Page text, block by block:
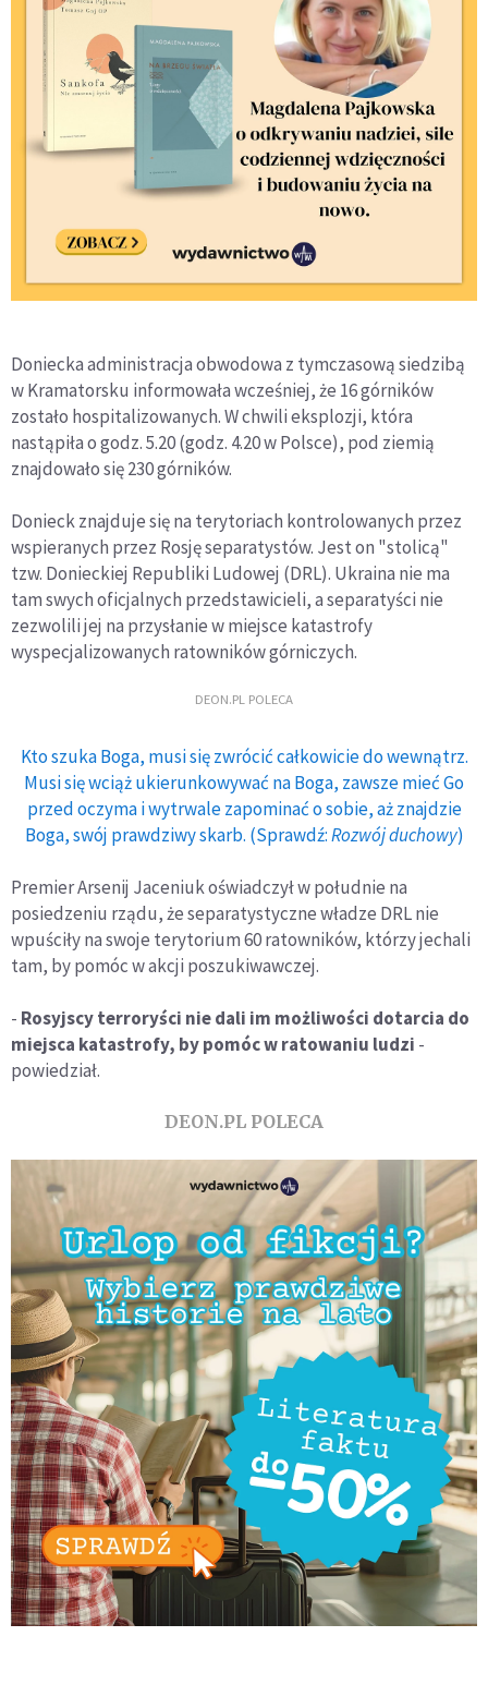
Doniecka administracja obwodowa z tymczasową siedzibą
w Kramatorsku informowała wcześniej, że 16 górników
zostało hospitalizowanych. W chwili eksplozji, która
nastąpiła o godz. 5.20 (godz. 4.20 w Polsce), pod ziemią
znajdowało się 230 górników.
Donieck znajduje się na terytoriach kontrolowanych przez
wspieranych przez Rosję separatystów. Jest on "stolicą"
tzw. Donieckiej Republiki Ludowej (DRL). Ukraina nie ma
tam swych oficjalnych przedstawicieli, a separatyści nie
zezwolili jej na przysłanie w miejsce katastrofy
wyspecjalizowanych ratowników górniczych.
DEON.PL POLECA
Kto szuka Boga, musi się zwrócić całkowicie do wewnątrz.
Musi się wciąż ukierunkowywać na Boga, zawsze mieć Go
przed oczyma i wytrwale zapominać o sobie, aż znajdzie
Boga, swój prawdziwy skarb. (Sprawdź:Rozwój duchowy)
Premier Arsenij Jaceniuk oświadczył w południe na
posiedzeniu rządu, że separatystyczne władze DRL nie
wpuściły na swoje terytorium 60 ratowników, którzy jechali
tam, by pomóc w akcji poszukiwawczej.
- Rosyjscy terroryści nie dali im możliwości dotarcia do
miejsca katastrofy, by pomóc w ratowaniu ludzi -
powiedział.
DEON.PL POLECA